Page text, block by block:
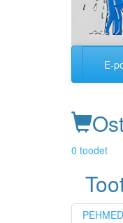
E-
0 toodet